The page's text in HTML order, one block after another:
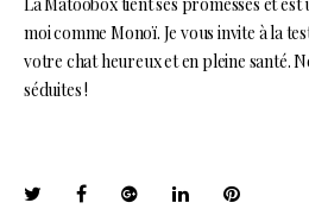
moi comme Monoï. Je vous invite à la
votre chat heureux et en pleine santé.
séduites !